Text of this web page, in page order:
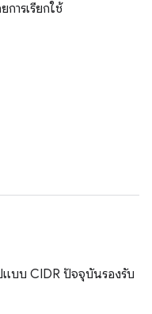
การเรียกใช้
แบบ CIDR ปัจจุบันรองรับ